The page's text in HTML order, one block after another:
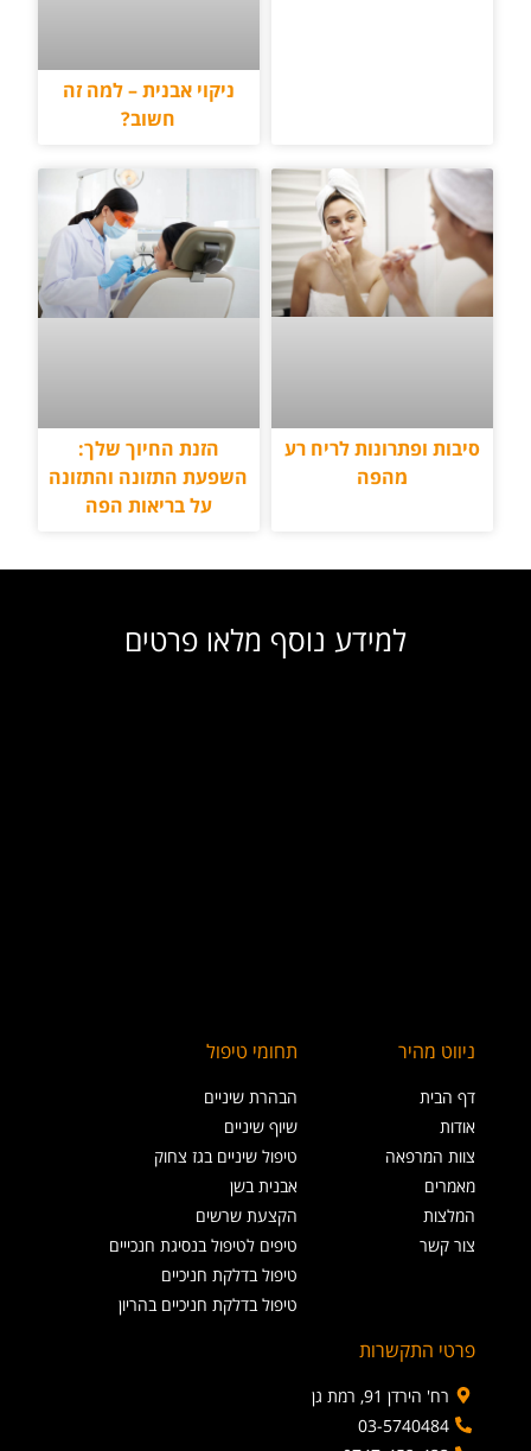
ניקוי אבנית – למה זה
חשוב?
סיבות ופתרונות לריח רע
מהפה
הזנת החיוך שלך:
השפעת התזונה והתזונה
על בריאות הפה
למידע נוסף מלאו פרטים
ניווט מהיר
דף הבית
אודות
צוות המרפאה
מאמרים
המלצות
צור קשר
תחומי טיפול
הבהרת שיניים
שיוף שיניים
טיפול שיניים בגז צחוק
אבנית בשן
הקצעת שרשים
טיפים לטיפול בנסיגת חנכייים
טיפול בדלקת חניכיים
טיפול בדלקת חניכיים בהריון
פרטי התקשרות
רח' הירדן 91, רמת גן
03-5740484